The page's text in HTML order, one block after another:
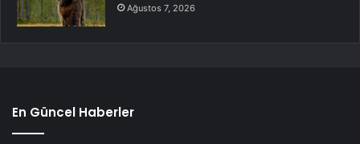
Ağustos 7, 2026
En Güncel Haberler